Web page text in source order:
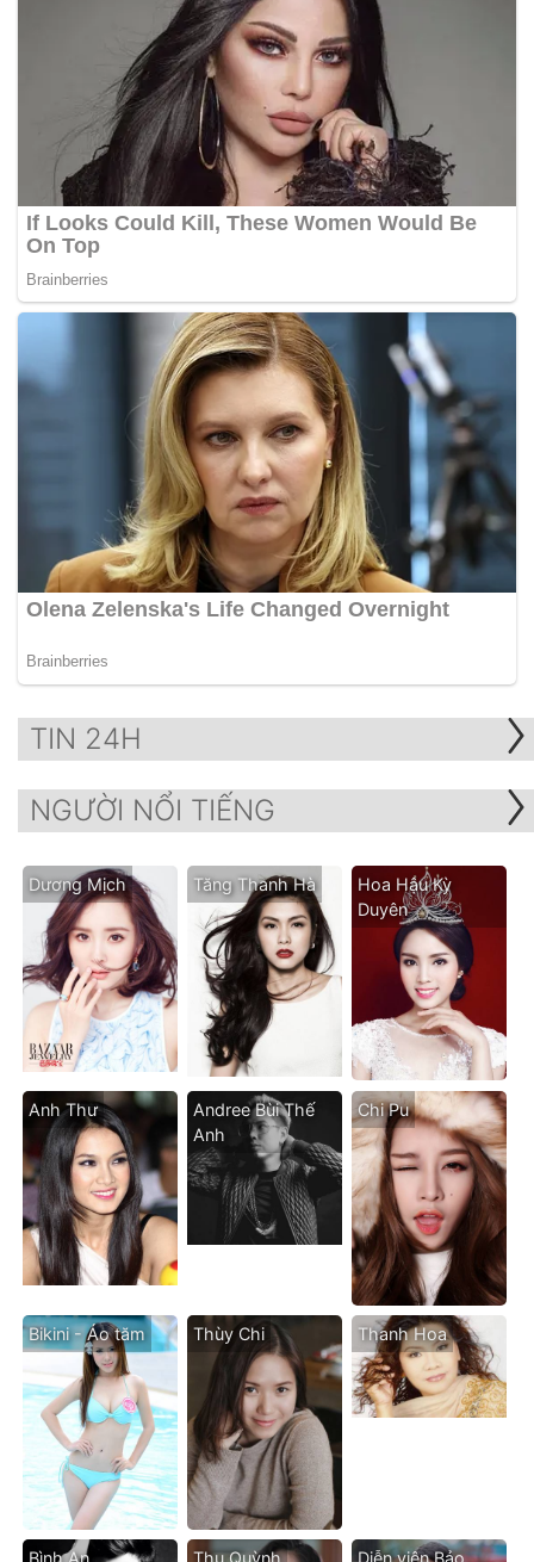
TIN 24H
NGƯỜI NỔI TIẾNG
Dương Mịch Tăng Thanh Hà
Hoa Hậu Kỳ
Duyên
Anh Thư
Andree Bùi Thế
Anh
Chi Pu
Bikini - Áo tăm Thùy Chi Thanh Hoa